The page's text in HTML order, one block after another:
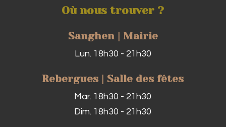
Où nous trouver ?
Sanghen | Mairie
Lun. 18h30 - 21h30
Rebergues | Salle des fêtes
Mar. 18h30 - 21h30
Dim. 18h30 - 21h30